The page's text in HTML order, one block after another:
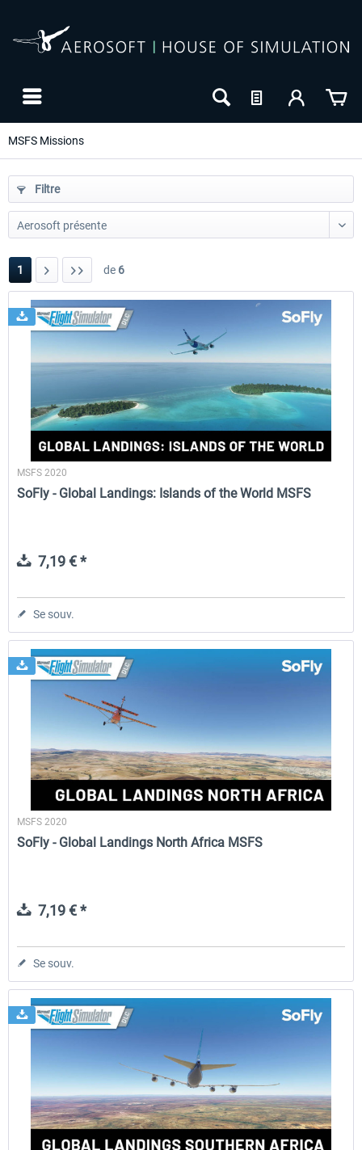
MSFS Missions
Perfect Flight - Flying Germany MSFS
15,00 € *
Perfect Flight - FS Explorer -
Italy MSFS
17,40 € *
Filtre
1 de 6
MSFS 2020
SoFly - Global Landings: Islands of the World MSFS
7,19 € *
Se souv.
MSFS 2020
SoFly - Global Landings North Africa MSFS
7,19 € *
Se souv.